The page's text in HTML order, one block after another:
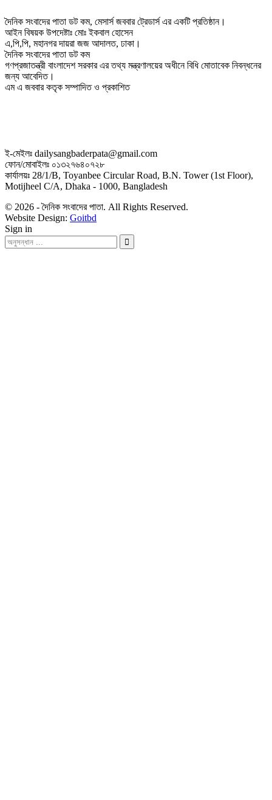
দৈনিক সংবাদের পাতা ডট কম, মেসার্স জববার ট্রেডার্স এর একটি প্রতিষ্ঠান।
আইন বিষয়ক উপদেষ্টাঃ মোঃ ইকবাল হোসেন
এ,পি,পি, মহানগর দায়রা জজ আদালত, ঢাকা।
দৈনিক সংবাদের পাতা ডট কম
গণপ্রজাতন্ত্রী বাংলাদেশ সরকার এর তথ্য মন্ত্রণালয়ের অধীনে বিধি মোতাবেক নিবন্ধনের
জন্য আবেদিত।
এম এ জববার কতৃক সম্পাদিত ও প্রকাশিত
ই-মেইলঃ dailysangbaderpata@gmail.com
ফোন/মোবাইলঃ ০১৩২৭৬৪০৭২৮
কার্যালয়ঃ 28/1/B, Toyanbee Circular Road, B.N. Tower (1st Floor),
Motijheel C/A, Dhaka - 1000, Bangladesh
© 2026 - দৈনিক সংবাদের পাতা. All Rights Reserved.
Website Design: Goitbd
Sign in